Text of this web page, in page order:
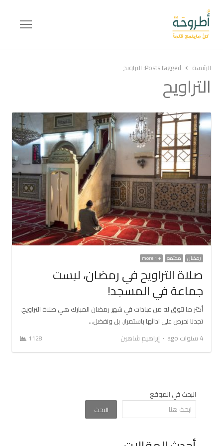
Menu
الرئيسة Posts tagged: التراويح
التراويح
رمضان مجتمع + 1 more
صلاة التراويح في رمضان، ليست
جماعة في المسجد!
أكثر ما نتوق له من عبادات في شهر رمضان المبارك هي صلاة التراويح.
تجدنا نحرص على ادائها باستمرار. بل ونفضل…
4 سنوات ago
Author
إبراهيم شاهين 1128
البحث في الموقع
البحث